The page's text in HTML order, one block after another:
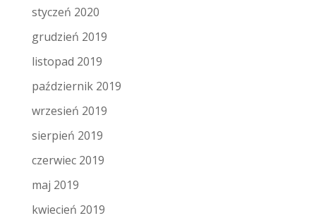
styczeń 2020
grudzień 2019
listopad 2019
październik 2019
wrzesień 2019
sierpień 2019
czerwiec 2019
maj 2019
kwiecień 2019